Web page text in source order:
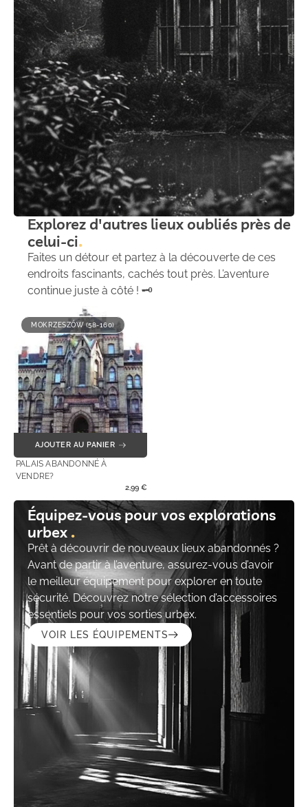
Explorez d'autres lieux oubliés près de
celui-ci
Faites un détour et partez à la découverte de ces
endroits fascinants, cachés tout près. L’aventure
continue juste à côté ! 🗝️
MOKRZESZÓW (58-160)
AJOUTER AU PANIER
PALAIS ABANDONNÉ À
VENDRE?
2,99 €
Équipez-vous pour vos explorations
urbex
Prêt à découvrir de nouveaux lieux abandonnés ?
Avant de partir à l’aventure, assurez-vous d’avoir
le meilleur équipement pour explorer en toute
sécurité. Découvrez notre sélection d’accessoires
essentiels pour vos sorties urbex.
VOIR LES ÉQUIPEMENTS